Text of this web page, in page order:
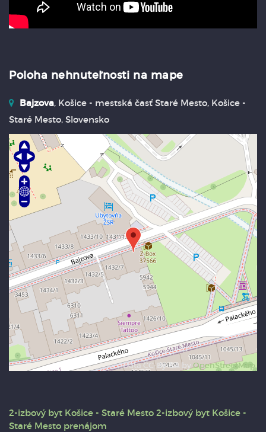
Poloha nehnuteľnosti na mape
Bajzova, Košice - mestská časť Staré Mesto, Košice -
Staré Mesto, Slovensko
Data CC-By-SA byOpenStreetMap
2-izbový byt Košice - Staré Mesto 2-izbový byt Košice -
Staré Mesto prenájom